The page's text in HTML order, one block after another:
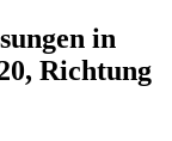
in
Richtung